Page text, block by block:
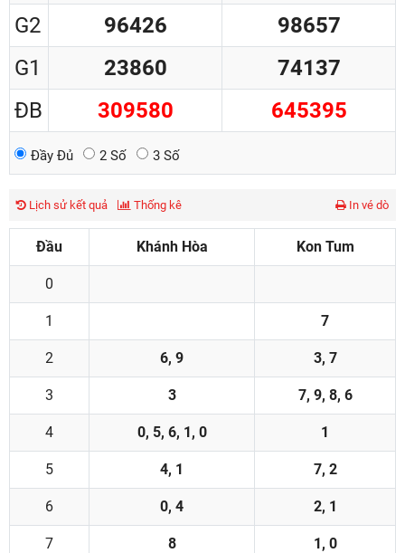
G2
96426
98657
G1
23860
74137
ĐB
309580 645395
Đầy Đủ 2 Số 3 Số
Lịch sử kết quả Thống kê In vé dò
Đầu Khánh Hòa Kon Tum
0
1 7
2 6, 9 3, 7
3 3 7, 9, 8, 6
4 0, 5, 6, 1, 0 1
5 4, 1 7, 2
6 0, 4 2, 1
7 8 1, 0